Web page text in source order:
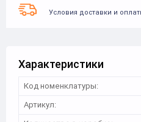
Условия доставки и
Характеристики
Код номенклатуры:
Артикул: